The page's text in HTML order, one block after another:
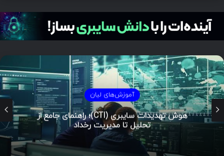
آموزش‌های لیان
هوش تهدیدات سایبری (CTI)؛ راهنمای جامع از
تحلیل تا مدیریت رخداد